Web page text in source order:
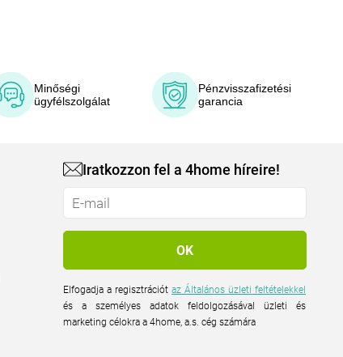
Minőségi
ügyfélszolgálat
Pénzvisszafizetési
garancia
Iratkozzon fel a 4home híreire!
Elfogadja a regisztrációtaz Általános üzleti feltételekkel
és a személyes adatok feldolgozásával üzleti és
marketing célokra a 4home, a.s. cég számára